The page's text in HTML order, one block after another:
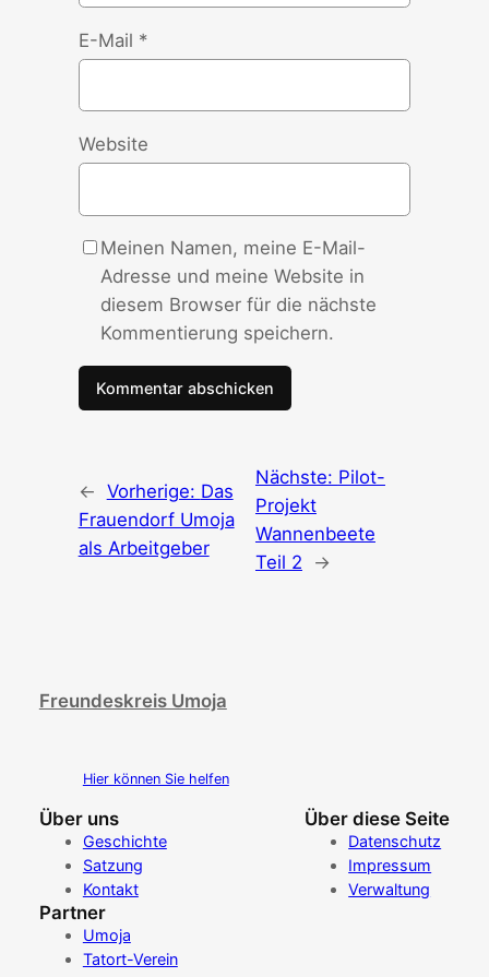
E-Mail *
Website
Meinen Namen, meine E-Mail-
Adresse und meine Website in
diesem Browser für die nächste
Kommentierung speichern.
← Vorherige: Das
Frauendorf Umoja
als Arbeitgeber
Nächste: Pilot-
Projekt
Wannenbeete
Teil 2
→
Freundeskreis Umoja
Hier können Sie helfen
Über uns
Geschichte
Satzung
Kontakt
Über diese Seite
Datenschutz
Impressum
Verwaltung
Partner
Umoja
Tatort-Verein